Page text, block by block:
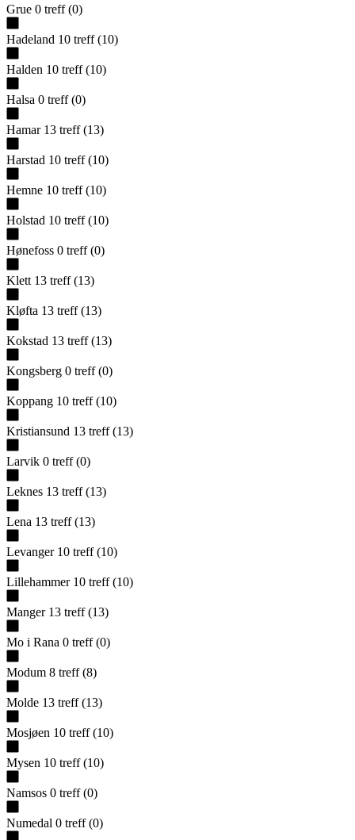
Grue 0 treff (0)
Hadeland 10 treff (10)
Halden 10 treff (10)
Halsa 0 treff (0)
Hamar 13 treff (13)
Harstad 10 treff (10)
Hemne 10 treff (10)
Holstad 10 treff (10)
Hønefoss 0 treff (0)
Klett 13 treff (13)
Kløfta 13 treff (13)
Kokstad 13 treff (13)
Kongsberg 0 treff (0)
Koppang 10 treff (10)
Kristiansund 13 treff (13)
Larvik 0 treff (0)
Leknes 13 treff (13)
Lena 13 treff (13)
Levanger 10 treff (10)
Lillehammer 10 treff (10)
Manger 13 treff (13)
Mo i Rana 0 treff (0)
Modum 8 treff (8)
Molde 13 treff (13)
Mosjøen 10 treff (10)
Mysen 10 treff (10)
Namsos 0 treff (0)
Numedal 0 treff (0)